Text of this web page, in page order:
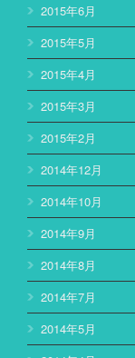
2015年6月
2015年5月
2015年4月
2015年3月
2015年2月
2014年12月
2014年10月
2014年9月
2014年8月
2014年7月
2014年5月